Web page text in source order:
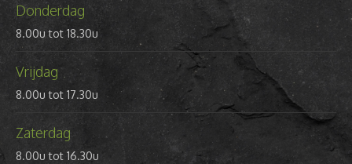
Donderdag
8.00u tot 18.30u
Vrijdag
8.00u tot 17.30u
Zaterdag
8.00u tot 16.30u